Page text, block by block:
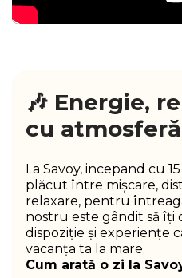
🎶 Energie,
cu atmosferă
La Savoy, incepand cu
plăcut între mișcare,
relaxare, pentru
nostru este gândit să îți
dispoziție și experiențe
vacanța ta la mare.
Cum arată o zi la